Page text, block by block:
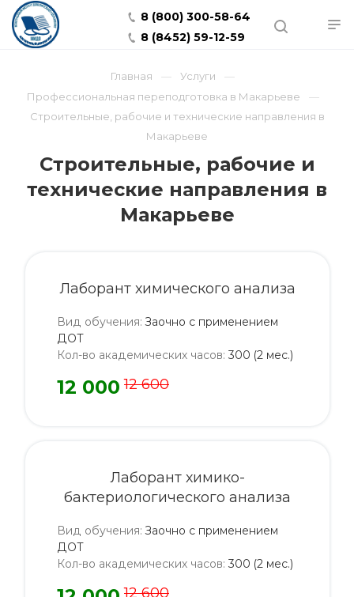
8 (800) 300-58-64
8 (8452) 59-12-59
Главная
Услуги
Профессиональная переподготовка в Макарьеве
Строительные, рабочие и технические направления в
Макарьеве
Строительные, рабочие и
технические направления в
Макарьеве
Лаборант химического анализа
Вид обучения: Заочно с применением
ДОТ
Кол-во академических часов: 300 (2 мес.)
12 000 12 600
Лаборант химико-
бактериологического анализа
Вид обучения: Заочно с применением
ДОТ
Кол-во академических часов: 300 (2 мес.)
12 600